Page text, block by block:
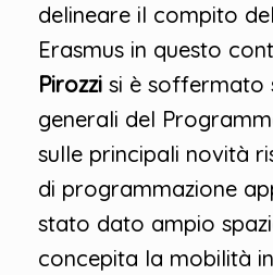
delineare il compito
Erasmus in questo
Pirozzi si è soffermato
generali del
sulle principali novità
di programmazione
stato dato ampio
concepita la mobilità